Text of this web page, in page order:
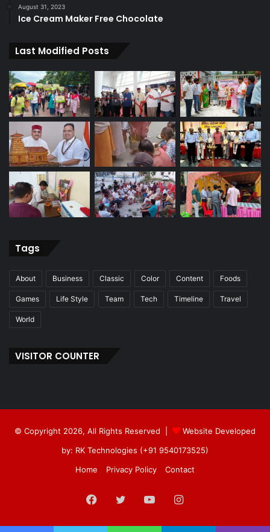
August 31, 2023
Ice Cream Maker Free Chocolate
Last Modified Posts
Tags
About Business Classic Color Content Foods
Games Life Style Team Tech Timeline Travel
World
VISITOR COUNTER
© Copyright 2026, All Rights Reserved |
Website Developed
by: RK Technologies (+91 9540173525)
Home
Privacy Policy Contact
Facebook
TwitterYouTubeInstagram